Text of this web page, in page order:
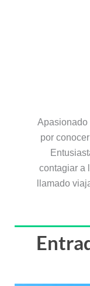
Apasionado
por
contagiar a
llamado